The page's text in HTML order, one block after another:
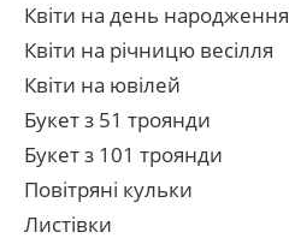
Квіти на день народження
Квіти на річницю весілля
Квіти на ювілей
Букет з 51 троянди
Букет з 101 троянди
Повітряні кульки
Листівки